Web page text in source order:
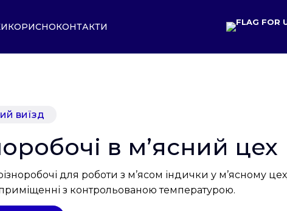
КОРИСНОКОНТАКТИ
виїзд
в м’ясний цех
для роботи з м’ясом індички у м’ясному
з контрольованою температурою.